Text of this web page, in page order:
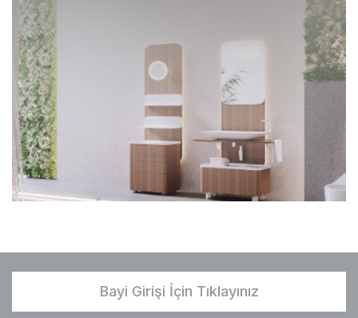
Bayi Girişi İçin Tıklayınız